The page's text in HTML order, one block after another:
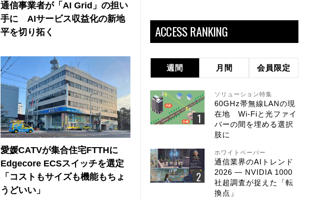
通信事業者が「AI Grid」の担い
手に AIサービス収益化の新地
平を切り拓く
愛媛CATVが集合住宅FTTHに
Edgecore ECSスイッチを選定
「コストもサイズも機能もちょ
うどいい」
ACCESS RANKING
週間 月間 会員限定
ソリューション特集
60GHz帯無線LANの現
在地 Wi-Fiと光ファイ
バーの間を埋める選択
肢に
ホワイトペーパー
通信業界のAIトレンド
2026 ― NVIDIA 1000
社超調査が捉えた「転
換点」